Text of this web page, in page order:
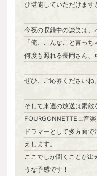
ひ堪能していただけます
今夜の収録中の談笑は、
「俺、こんなこと言っ
何度も照れる長岡さん、
ぜひ、ご応募くださいね。
そして来週の放送は素敵
FOURGONNETTEに音
ドラマーとして多方面
えします。
ここでしか聞くことが出
うな予感です！